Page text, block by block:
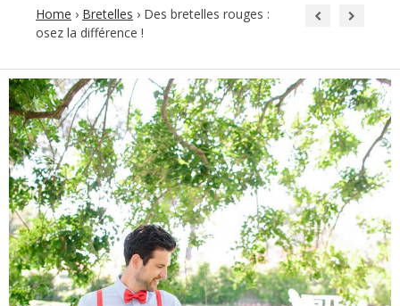
Home › Bretelles › Des bretelles rouges :
osez la différence !
Post
navigation